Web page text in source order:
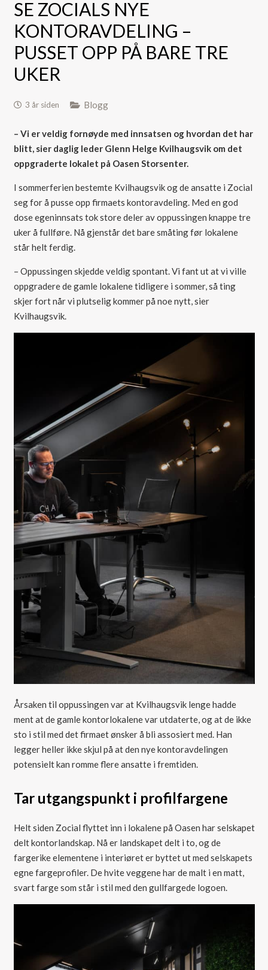
SE ZOCIALS NYE
KONTORAVDELING –
PUSSET OPP PÅ BARE TRE
UKER
3 år siden Blogg
– Vi er veldig fornøyde med innsatsen og hvordan det har
blitt, sier daglig leder Glenn Helge Kvilhaugsvik om det
oppgraderte lokalet på Oasen Storsenter.
I sommerferien bestemte Kvilhaugsvik og de ansatte i Zocial
seg for å pusse opp firmaets kontoravdeling. Med en god
dose egeninnsats tok store deler av oppussingen knappe tre
uker å fullføre. Nå gjenstår det bare småting før lokalene
står helt ferdig.
– Oppussingen skjedde veldig spontant. Vi fant ut at vi ville
oppgradere de gamle lokalene tidligere i sommer, så ting
skjer fort når vi plutselig kommer på noe nytt, sier
Kvilhaugsvik.
Årsaken til oppussingen var at Kvilhaugsvik lenge hadde
ment at de gamle kontorlokalene var utdaterte, og at de ikke
sto i stil med det firmaet ønsker å bli assosiert med. Han
legger heller ikke skjul på at den nye kontoravdelingen
potensielt kan romme flere ansatte i fremtiden.
Tar utgangspunkt i profilfargene
Helt siden Zocial flyttet inn i lokalene på Oasen har selskapet
delt kontorlandskap. Nå er landskapet delt i to, og de
fargerike elementene i interiøret er byttet ut med selskapets
egne fargeprofiler. De hvite veggene har de malt i en matt,
svart farge som står i stil med den gullfargede logoen.